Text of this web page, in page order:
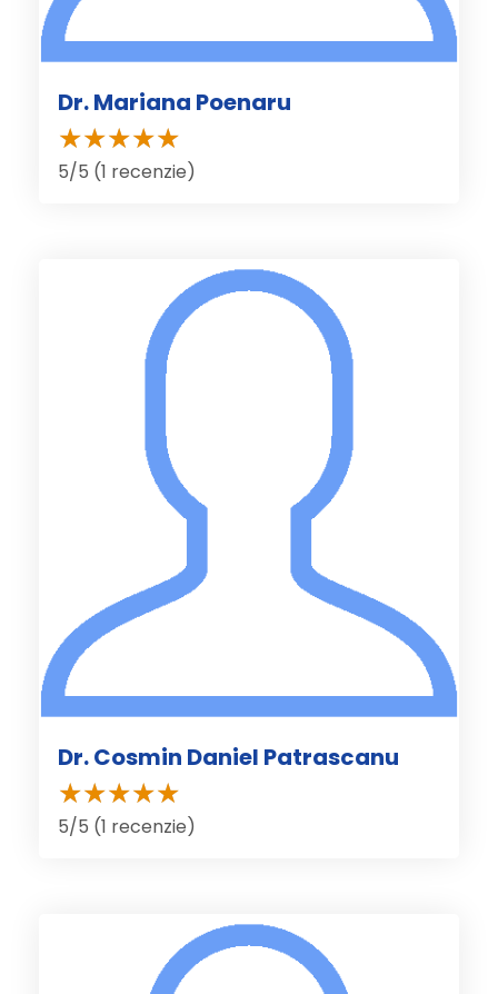
Dr. Mariana Poenaru
5/5 (1 recenzie)
Dr. Cosmin Daniel Patrascanu
5/5 (1 recenzie)